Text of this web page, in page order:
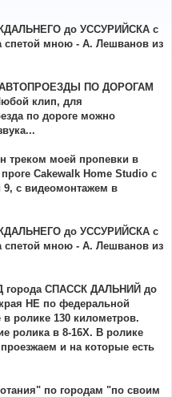
до УССУРИЙСКА с
мною - А. Лешванов из
ПО ДОРОГАМ
клип, для
по дороге можно
треком моей пропевки в
Cakewalk Home Studio с
9, с видеомонтажем в
до УССУРИЙСКА с
мною - А. Лешванов из
города СПАССК ДАЛЬНИЙ до
НЕ по федеральной
в ролике 130 километров.
ролика в 8-16Х. В ролике
и на которые есть
по городам "по своим